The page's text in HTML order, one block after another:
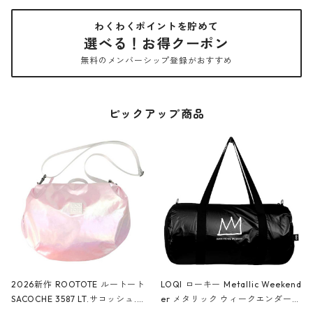
わくわくポイントを貯めて
選べる！お得クーポン
無料のメンバーシップ登録がおすすめ
ピックアップ商品
2026新作 ROOTOTE ルートート
SACOCHE 3587 LT.サコッシュ.ル
LOQI ローキー Metallic Weekend
er メタリック ウィークエンダー